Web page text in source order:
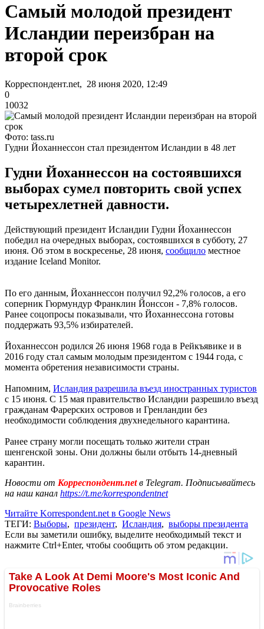
Самый молодой президент
Исландии переизбран на
второй срок
Корреспондент.net, 28 июня 2020, 12:49
0
10032
Фото: tass.ru
Гудни Йоханнессон стал президентом Исландии в 48 лет
Гудни Йоханнессон на состоявшихся
выборах сумел повторить свой успех
четырехлетней давности.
Действующий президент Исландии Гудни Йоханнессон
победил на очередных выборах, состоявшихся в субботу, 27
июня. Об этом в воскресенье, 28 июня, сообщило местное
издание Iceland Monitor.
По его данным, Йоханнессон получил 92,2% голосов, а его
соперник Гюрмундур Франклин Йонссон - 7,8% голосов.
Ранее соцопросы показывали, что Йоханнессона готовы
поддержать 93,5% избирателей.
Йоханнессон родился 26 июня 1968 года в Рейкъявике и в
2016 году стал самым молодым президентом с 1944 года, с
момента обретения независимости страны.
Напомним, Исландия разрешила въезд иностранных туристов
с 15 июня. С 15 мая правительство Исландии разрешило въезд
гражданам Фарерских островов и Гренландии без
необходимости соблюдения двухнедельного карантина.
Ранее страну могли посещать только жители стран
шенгенской зоны. Они должны были отбыть 14-дневный
карантин.
Новости от Корреспондент.netв Telegram. Подписывайтесь
на наш канал https://t.me/korrespondentnet
Читайте Korrespondent.net в Google News
ТЕГИ: Выборы, президент, Исландия, выборы президента
Если вы заметили ошибку, выделите необходимый текст и
нажмите Ctrl+Enter, чтобы сообщить об этом редакции.